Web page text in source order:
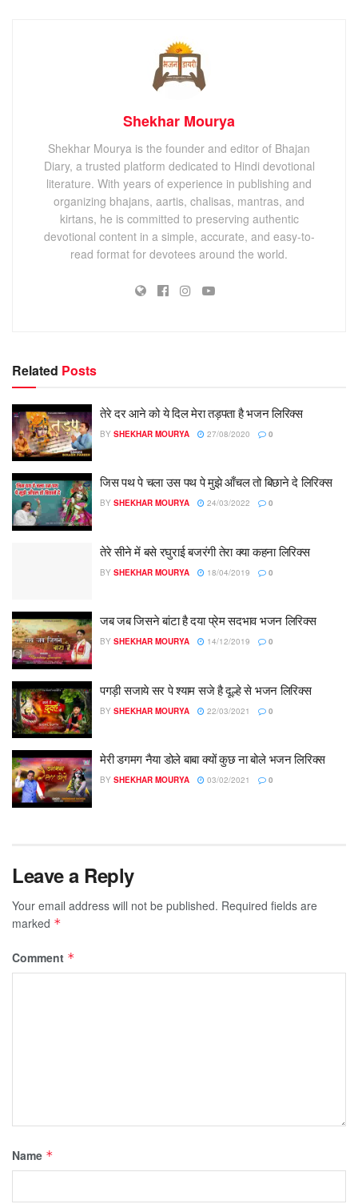
Shekhar Mourya
Shekhar Mourya is the founder and editor of Bhajan
Diary, a trusted platform dedicated to Hindi devotional
literature. With years of experience in publishing and
organizing bhajans, aartis, chalisas, mantras, and
kirtans, he is committed to preserving authentic
devotional content in a simple, accurate, and easy-to-
read format for devotees around the world.
Related Posts
तेरे दर आने को ये दिल मेरा तड़पता है भजन लिरिक्स
BY SHEKHAR MOURYA 27/08/2020 0
जिस पथ पे चला उस पथ पे मुझे आँचल तो बिछाने दे लिरिक्स
BY SHEKHAR MOURYA 24/03/2022 0
तेरे सीने में बसे रघुराई बजरंगी तेरा क्या कहना लिरिक्स
BY SHEKHAR MOURYA 18/04/2019 0
जब जब जिसने बांटा है दया प्रेम सदभाव भजन लिरिक्स
BY SHEKHAR MOURYA 14/12/2019 0
पगड़ी सजाये सर पे श्याम सजे है दूल्हे से भजन लिरिक्स
BY SHEKHAR MOURYA 22/03/2021 0
मेरी डगमग नैया डोले बाबा क्यों कुछ ना बोले भजन लिरिक्स
BY SHEKHAR MOURYA 03/02/2021 0
Leave a Reply
Your email address will not be published. Required fields are
marked *
Comment *
Name *